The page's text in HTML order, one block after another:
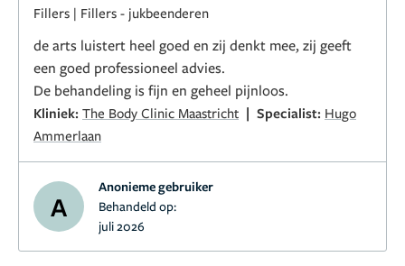
Fillers | Fillers - jukbeenderen
de arts luistert heel goed en zij denkt mee, zij geeft
een goed professioneel advies.
De behandeling is fijn en geheel pijnloos.
Kliniek: The Body Clinic Maastricht | Specialist: Hugo
Ammerlaan
A
Anonieme gebruiker
Behandeld op:
juli 2026